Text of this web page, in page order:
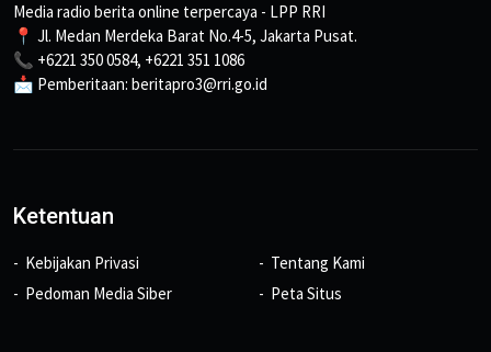
Media radio berita online terpercaya - LPP RRI
📍 Jl. Medan Merdeka Barat No.4-5, Jakarta Pusat.
📞 +6221 350 0584, +6221 351 1086
📩 Pemberitaan: beritapro3@rri.go.id
Ketentuan
Kebijakan Privasi
Pedoman Media Siber
Tentang Kami
Peta Situs